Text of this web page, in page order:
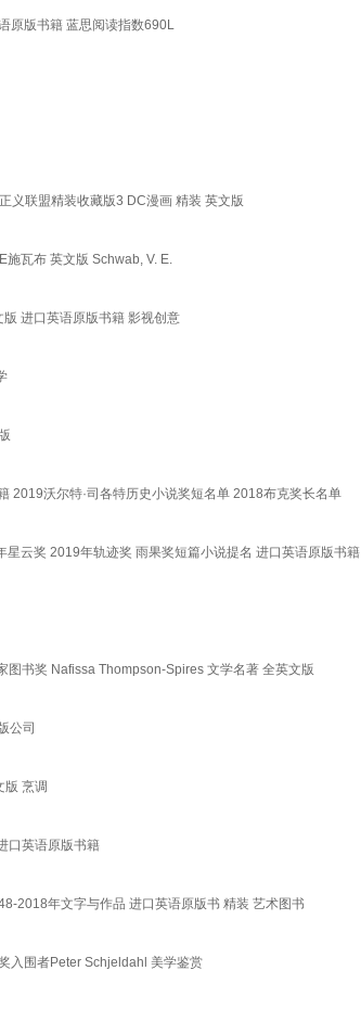
原版书籍 蓝思阅读指数690L
义联盟精装收藏版3 DC漫画 精装 英文版
瓦布 英文版 Schwab, V. E.
进口英语原版书籍 影视创意
2019沃尔特·司各特历史小说奖短名单 2018布克奖长名单
云奖 2019年轨迹奖 雨果奖短篇小说提名 进口英语原版书籍
书奖 Nafissa Thompson-Spires 文学名著 全英文版
公司
版 烹调
口英语原版书籍
2018年文字与作品 进口英语原版书 精装 艺术图书
入围者Peter Schjeldahl 美学鉴赏